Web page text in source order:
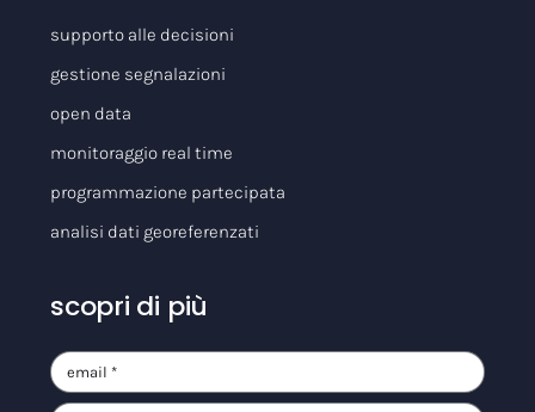
supporto alle decisioni
gestione segnalazioni
open data
monitoraggio real time
programmazione partecipata
analisi dati georeferenzati
scopri di più